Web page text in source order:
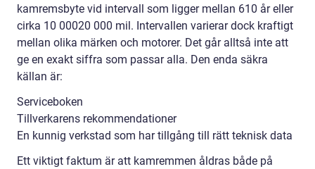
kamremsbyte vid intervall som ligger mellan 610 år eller
cirka 10 00020 000 mil. Intervallen varierar dock kraftigt
mellan olika märken och motorer. Det går alltså inte att
ge en exakt siffra som passar alla. Den enda säkra
källan är:
Serviceboken
Tillverkarens rekommendationer
En kunnig verkstad som har tillgång till rätt teknisk data
Ett viktigt faktum är att kamremmen åldras både på